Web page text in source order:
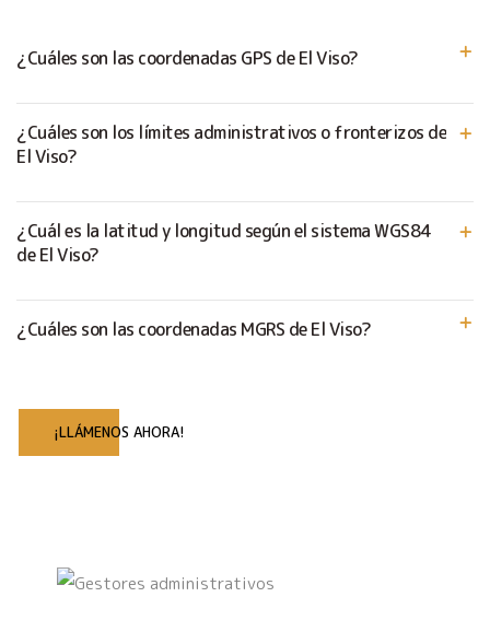
¿Cuáles son las coordenadas GPS de El Viso?
¿Cuáles son los límites administrativos o fronterizos de
El Viso?
¿Cuál es la latitud y longitud según el sistema WGS84
de El Viso?
¿Cuáles son las coordenadas MGRS de El Viso?
¡LLÁMENOS AHORA!